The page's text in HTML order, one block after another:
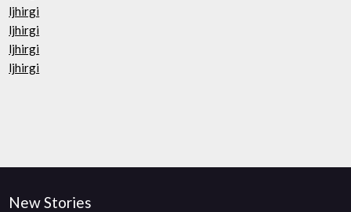
ljhirgi
ljhirgi
ljhirgi
ljhirgi
New Stories